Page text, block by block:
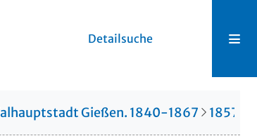
Detailsuche
Gießen. 1840-1867 1857